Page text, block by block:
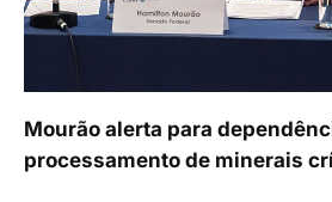
Mourão alerta para
processamento de minerais